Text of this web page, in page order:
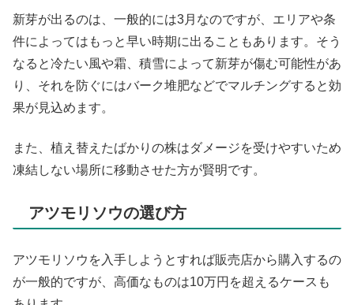
新芽が出るのは、一般的には3月なのですが、エリアや条
件によってはもっと早い時期に出ることもあります。そう
なると冷たい風や霜、積雪によって新芽が傷む可能性があ
り、それを防ぐにはバーク堆肥などでマルチングすると効
果が見込めます。
また、植え替えたばかりの株はダメージを受けやすいため
凍結しない場所に移動させた方が賢明です。
アツモリソウの選び方
アツモリソウを入手しようとすれば販売店から購入するの
が一般的ですが、高価なものは10万円を超えるケースも